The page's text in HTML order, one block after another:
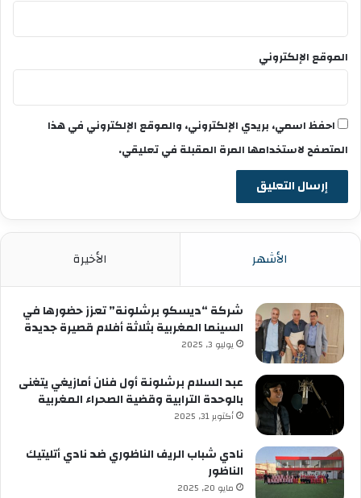
الموقع الإلكتروني
احفظ اسمي، بريدي الإلكتروني، والموقع الإلكتروني في هذا
المتصفح لاستخدامها المرة المقبلة في تعليقي.
الأشهر الأخيرة
شركة “ديسكو برشلونة” تعزز حضورها في
السينما المغربية بثلاثة أفلام قصيرة جديدة
يوليو 3, 2025
عبد السلام برشلونة أول فنان أمازيغي يتغنى
بالوحدة الترابية وقضية الصحراء المغربية
أكتوبر 31, 2025
نادي شباب الريف الناظوري ضد نادي أتليتيك
الناظور
مايو 20, 2025